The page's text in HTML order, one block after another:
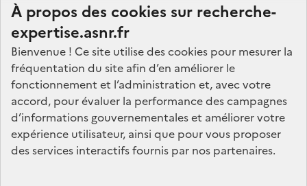
À propos des cookies sur recherche-
expertise.asnr.fr
Bienvenue ! Ce site utilise des cookies pour mesurer la
fréquentation du site afin d’en améliorer le
fonctionnement et l’administration et, avec votre
accord, pour évaluer la performance des campagnes
d’informations gouvernementales et améliorer votre
expérience utilisateur, ainsi que pour vous proposer
des services interactifs fournis par nos partenaires.
Nos marchés
Nos offres d'emploi
FAQ
Glossaire